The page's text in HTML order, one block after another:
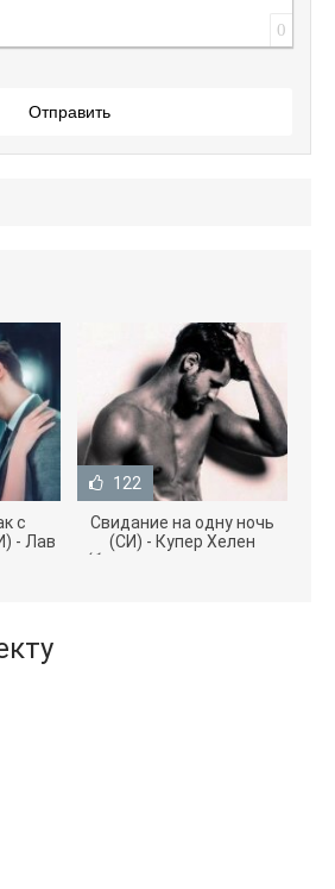
0
Отправить
с
- Лав
122
Свидание на одну ночь
(СИ) - Купер Хелен
(бесплатные серии книг